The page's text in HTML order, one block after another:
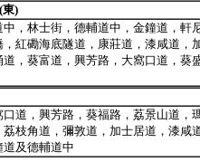
東)
，林士街，德輔道中，金鐘道，軒
紅磡海底隧道，康莊道，漆咸道，
，葵富道，興芳路，大窩口道，葵
道，興芳路，葵福路，荔景山道，
枝角道，彌敦道，加士居道，漆咸
及德輔道中